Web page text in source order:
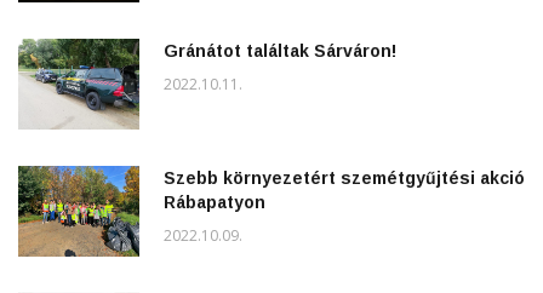
Gránátot találtak Sárváron!
2022.10.11.
Szebb környezetért szemétgyűjtési akció
Rábapatyon
2022.10.09.